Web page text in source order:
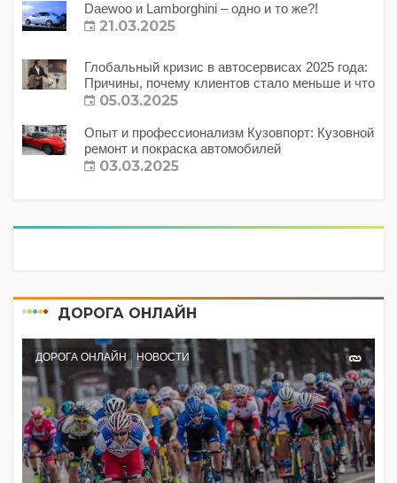
Daewoo и Lamborghini – одно и то же?!
21.03.2025
Глобальный кризис в автосервисах 2025 года:
Причины, почему клиентов стало меньше и что
с этим делать?
05.03.2025
Опыт и профессионализм Кузовпорт: Кузовной
ремонт и покраска автомобилей
03.03.2025
ДОРОГА ОНЛАЙН
ДОРОГА ОНЛАЙН НОВОСТИ